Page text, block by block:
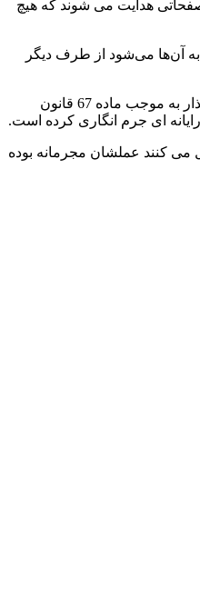
هدایت می شوند که هیچ
به آن‌ها می‌شود از طرف دیگر
خرم آبادی با بیان اینکه امروزه بازدید و کلیک کردن در یک سایت دارای ارزش مادی برای سایت بازدید شونده و صرف وقت، هزینه و انرژی برای بازدید کننده است، گفت: قانونگذار به موجب ماده 67 قانون
می کنند عملشان مجرمانه بوده